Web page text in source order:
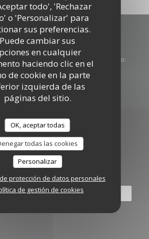
todo', 'Rechazar
o 'Personalizar' para
sus preferencias.
Puede cambiar sus
en cualquier
haciendo clic en el
de cookie en la parte
izquierda de las
páginas del sitio.
OK, aceptar todas
todas las cookies
Personalizar
protección de datos personales
de gestión de cookies
al día*
boletín para recibir comunicaciones
de marketing por correo electrónico.
SUSCRIBIRSE
18
((abre en una nueva ventana))
RESERVAR UNA MESA